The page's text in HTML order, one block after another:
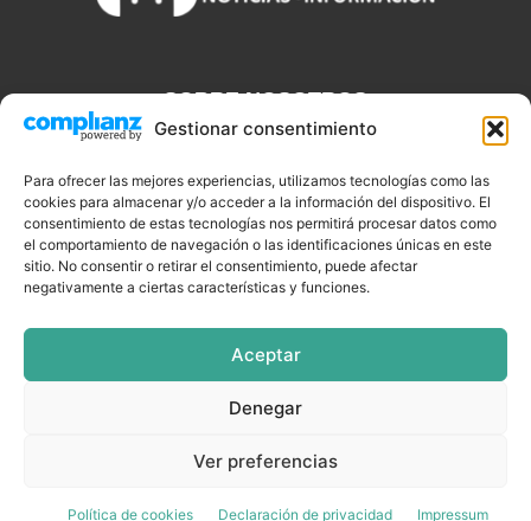
Gestionar consentimiento
Para ofrecer las mejores experiencias, utilizamos tecnologías como las
cookies para almacenar y/o acceder a la información del dispositivo. El
consentimiento de estas tecnologías nos permitirá procesar datos como
el comportamiento de navegación o las identificaciones únicas en este
sitio. No consentir o retirar el consentimiento, puede afectar
negativamente a ciertas características y funciones.
Aceptar
Denegar
Ver preferencias
Política de cookies Declaración de privacidad Impressum
SOBRE NOSOTROS
que necesitas saber sobre noticias, novedades, tecnologías y
aplicaciones que te ayudaran a ser un mejor Djs.
SÍGUENOS
EQUIPAMIENTO EVENTOS
TUTORIALES